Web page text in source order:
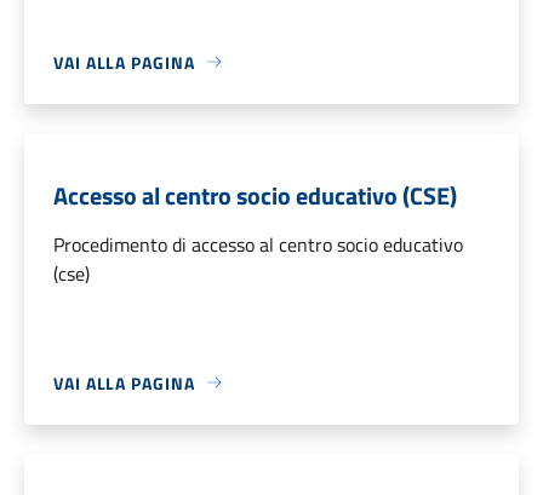
VAI ALLA PAGINA
Accesso al centro socio educativo (CSE)
Procedimento di accesso al centro socio educativo
(cse)
VAI ALLA PAGINA